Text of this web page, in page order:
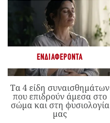
ΕΝΔΙΑΦΈΡΟΝΤΑ
Τα 4 είδη συναισθημάτων
που επιδρούν άμεσα στο
σώμα και στη φυσιολογία
μας